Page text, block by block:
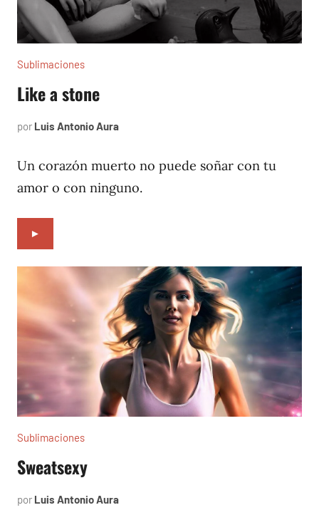
Sublimaciones
Like a stone
por Luis Antonio Aura
2022
Un corazón muerto no puede soñar con tu
amor o con ninguno.
►
Sublimaciones
Sweatsexy
por Luis Antonio Aura